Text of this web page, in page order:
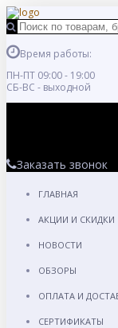
Время работы:
ПН-ПТ 09:00 - 19:00
СБ-ВС - выходной
Заказать звонок
ГЛАВНАЯ
АКЦИИ И СКИДКИ
НОВОСТИ
ОБЗОРЫ
ОПЛАТА И
СЕРТИФИКАТЫ